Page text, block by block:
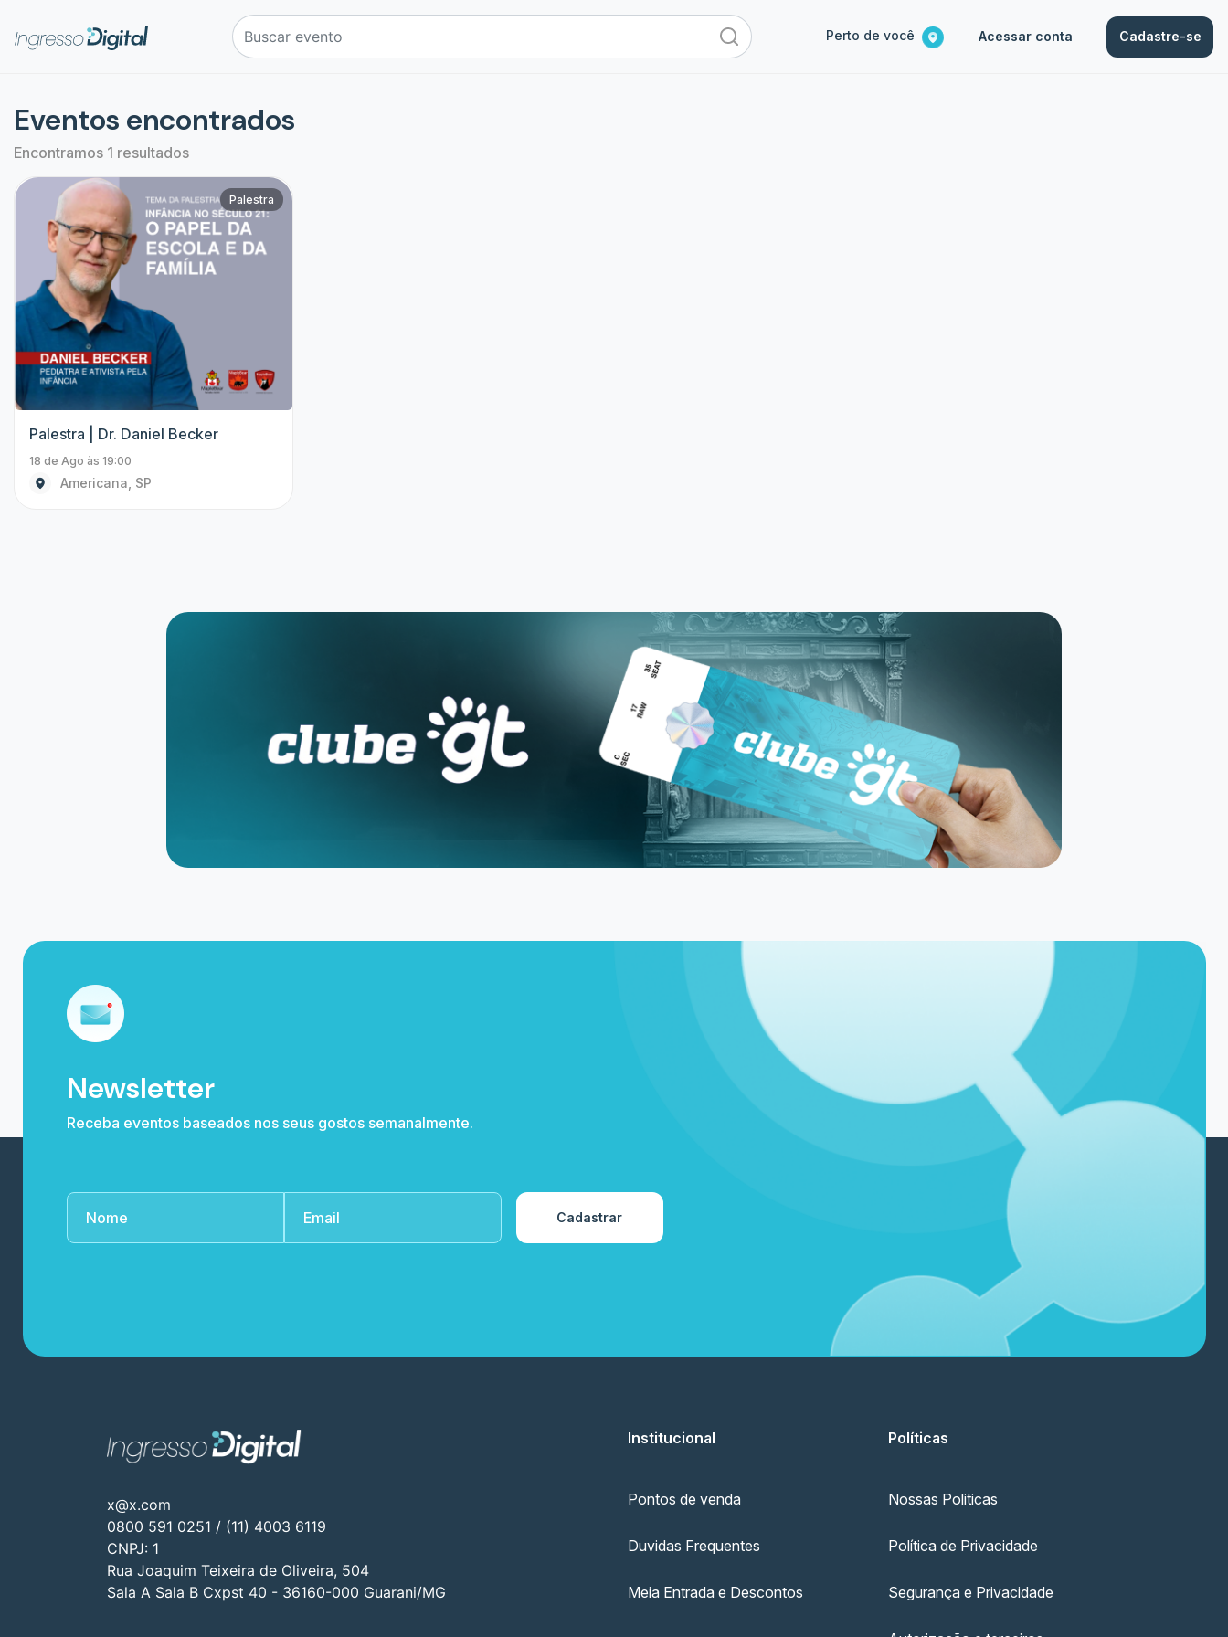
Perto de você Acessar conta Cadastre-se
Eventos encontrados
Encontramos 1 resultados
Palestra
Palestra | Dr. Daniel Becker
18 de Ago às 19:00
Americana, SP
Newsletter
Receba eventos baseados nos seus gostos semanalmente.
Cadastrar
x@x.com
0800 591 0251 / (11) 4003 6119
CNPJ: 1
Rua Joaquim Teixeira de Oliveira, 504
Sala A Sala B Cxpst 40 - 36160-000 Guarani/MG
Institucional
Pontos de venda
Duvidas Frequentes
Meia Entrada e Descontos
Políticas
Nossas Politicas
Política de Privacidade
Segurança e Privacidade